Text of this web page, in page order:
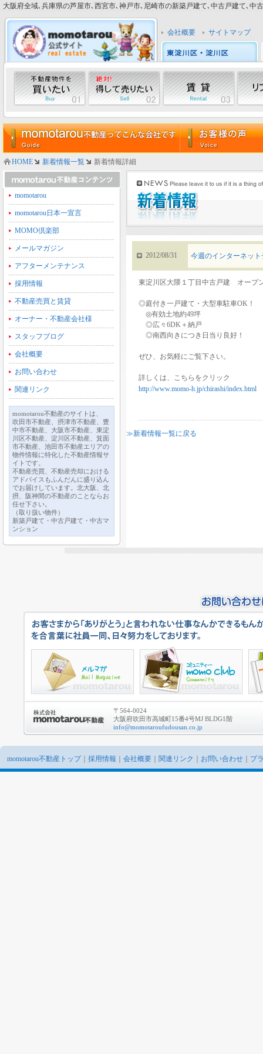
大阪府全域､兵庫県の芦屋市､西宮市､神戸市､尼崎市の新築戸建て､中古戸建て､中
会社概要 サイトマップ
HOME 新着情報一覧 新着情報詳細
momotarou
momotarou日本一宣言
MOMO倶楽部
メールマガジン
アフターメンテナンス
採用情報
不動産売買と賃貸
オーナー・不動産会社様
スタッフブログ
会社概要
お問い合わせ
関連リンク
momotarou不動産のサイトは、
吹田市不動産、摂津市不動産、豊
中市不動産、大阪市不動産、東淀
川区不動産、淀川区不動産、箕面
市不動産、池田市不動産エリアの
物件情報に特化した不動産情報サ
イトです。
不動産売買、不動産売却における
アドバイスもふんだんに盛り込ん
でお届けしています。北大阪、北
摂、阪神間の不動産のことならお
任せ下さい。
（取り扱い物件）
新築戸建て・中古戸建て・中古マ
ンション
2012/08/31 今週のインターネッ
東淀川区大隈１丁目中古戸建 オープ
◎庭付き一戸建て・大型車駐車OK！
◎有効土地約49坪
◎広々6DK＋納戸
◎南西向きにつき日当り良好！
ぜひ、お気軽にご覧下さい。
詳しくは、こちらをクリック
http://www.momo-h.jp/chirashi/index.html
≫新着情報一覧に戻る
〒564-0024
大阪府吹田市高城町15番4号MJ BLDG1階
info@momotaroufudousan.co.jp
momotarou不動産トップ｜ 採用情報 会社概要 関連リンク お問い合わせ プ